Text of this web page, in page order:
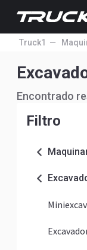
Truck1
Encontrado
Filtro